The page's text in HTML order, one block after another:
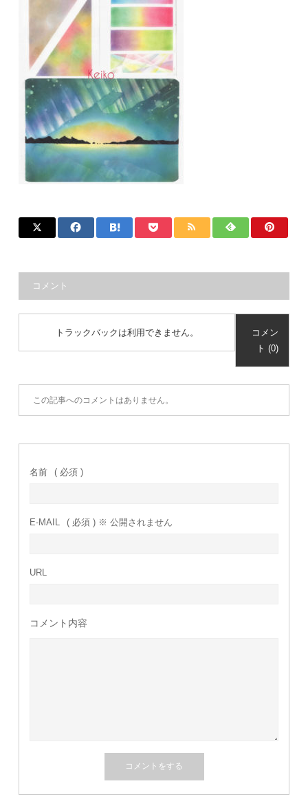
コメント
トラックバックは利用できません。
コメン
ト (0)
この記事へのコメントはありません。
名前 ( 必須 )
E-MAIL ( 必須 ) ※ 公開されません
URL
コメント内容